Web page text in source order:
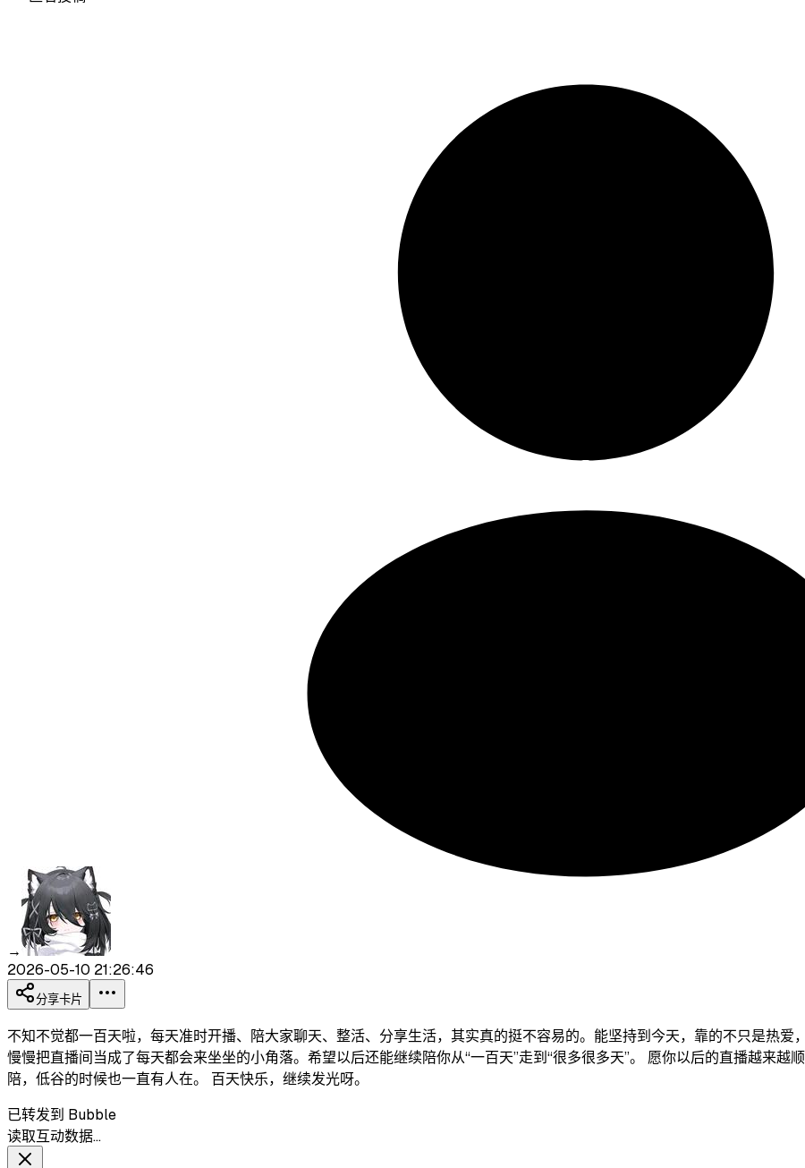
→
2026-05-10 21:26:46
分享卡片
不知不觉都一百天啦，每天准时开播、陪大家聊天、整活、分享生活，其实真的挺不容易的。能坚持到今天，靠的不只是热
慢慢把直播间当成了每天都会来坐坐的小角落。希望以后还能继续陪你从“一百天”走到“很多很多天”。 愿你以后的直播越来
陪，低谷的时候也一直有人在。 百天快乐，继续发光呀。
已转发到 Bubble
读取互动数据…